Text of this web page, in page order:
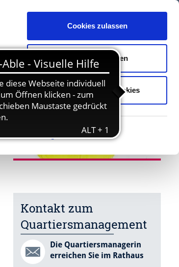
Cookies zulassen
Auswahl erlauben
Nur notwendige Cookies
Erlebnisse Kontakt
Kontakt zum
Quartiersmanagement
Die Quartiersmanagerin
erreichen Sie im Rathaus